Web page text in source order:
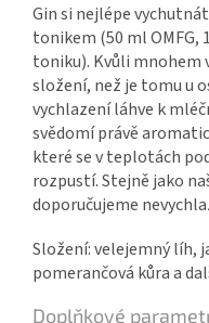
Gin si nejlépe
tonikem (50 ml OMFG,
toniku). Kvůli mnohem
složení, než je tomu u
vychlazení láhve k
svědomí právě
které se v teplotách
rozpustí. Stejně jako
doporučujeme
Složení: velejemný líh,
pomerančová kůra a
Doplňkové